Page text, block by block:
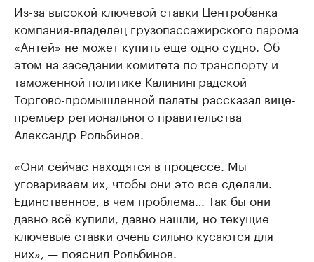
Из-за высокой ключевой ставки Центробанка
компания-владелец грузопассажирского парома
«Антей» не может купить еще одно судно. Об
этом на заседании комитета по транспорту и
таможенной политике Калининградской
Торгово-промышленной палаты рассказал вице-
премьер регионального правительства
Александр Рольбинов.
«Они сейчас находятся в процессе. Мы
уговариваем их, чтобы они это все сделали.
Единственное, в чем проблема… Так бы они
давно всё купили, давно нашли, но текущие
ключевые ставки очень сильно кусаются для
них», — пояснил Рольбинов.